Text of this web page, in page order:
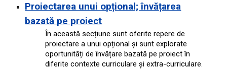
Proiectarea unui opțional; învățarea
bazată pe proiect
În această secțiune sunt oferite repere de
proiectare a unui opțional și sunt explorate
oportunități de învățare bazată pe proiect în
diferite contexte curriculare și extra-curriculare.